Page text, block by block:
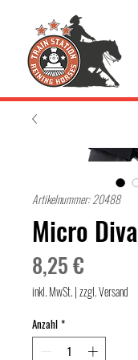
Artikelnummer: 20488
Micro Diva
8,25 €
inkl. MwSt.|zzgl. Versand
Anzahl *